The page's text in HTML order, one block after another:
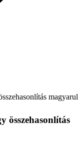
magyarul
összehasonlítás